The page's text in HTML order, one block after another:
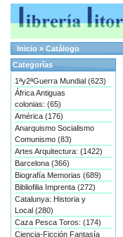
Inicio » Catálogo
Categorías
1ªy2ªGuerra Mundial (623)
África Antiguas
colonias: (65)
América (176)
Anarquismo Socialismo
Comunismo (83)
Artes Arquitectura: (1422)
Barcelona (366)
Biografía Memorias (689)
Bibliofilia Imprenta (272)
Catalunya: Historia y
Local (280)
Caza Pesca Toros: (174)
Ciencia-Ficción Fantasía